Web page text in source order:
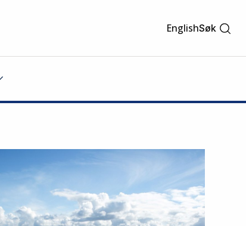
EnglishSøk